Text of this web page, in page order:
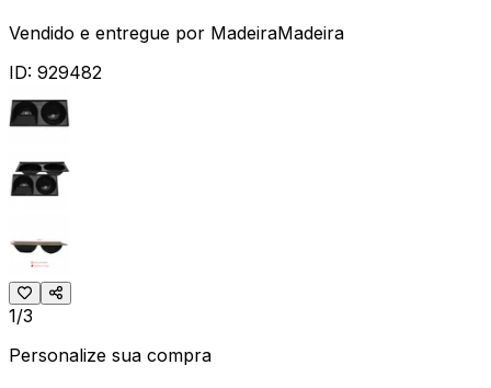
Vendido e entregue por MadeiraMadeira
ID: 929482
1/3
Personalize sua compra